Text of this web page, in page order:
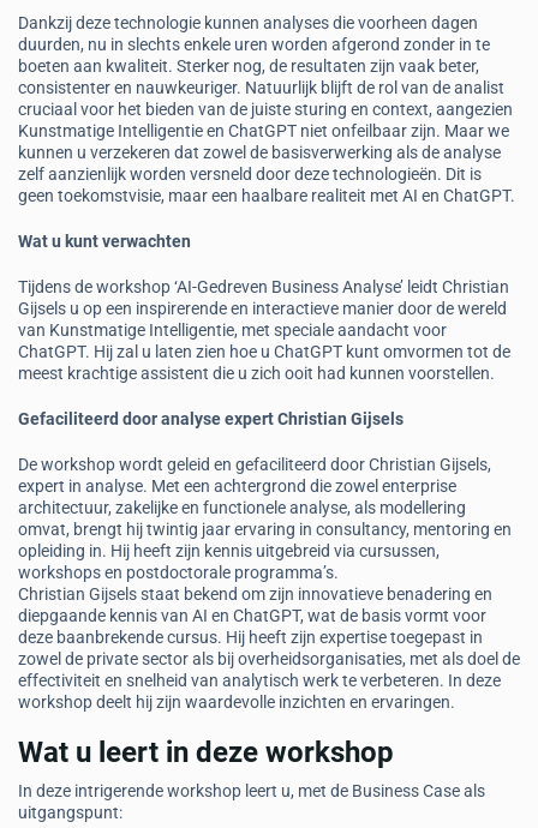
Dankzij deze technologie kunnen analyses die voorheen dagen
duurden, nu in slechts enkele uren worden afgerond zonder in te
boeten aan kwaliteit. Sterker nog, de resultaten zijn vaak beter,
consistenter en nauwkeuriger. Natuurlijk blijft de rol van de analist
cruciaal voor het bieden van de juiste sturing en context, aangezien
Kunstmatige Intelligentie en ChatGPT niet onfeilbaar zijn. Maar we
kunnen u verzekeren dat zowel de basisverwerking als de analyse
zelf aanzienlijk worden versneld door deze technologieën. Dit is
geen toekomstvisie, maar een haalbare realiteit met AI en ChatGPT.
Wat u kunt verwachten
Tijdens de workshop ‘AI-Gedreven Business Analyse’ leidt Christian
Gijsels u op een inspirerende en interactieve manier door de wereld
van Kunstmatige Intelligentie, met speciale aandacht voor
ChatGPT. Hij zal u laten zien hoe u ChatGPT kunt omvormen tot de
meest krachtige assistent die u zich ooit had kunnen voorstellen.
Gefaciliteerd door analyse expert Christian Gijsels
De workshop wordt geleid en gefaciliteerd door Christian Gijsels,
expert in analyse. Met een achtergrond die zowel enterprise
architectuur, zakelijke en functionele analyse, als modellering
omvat, brengt hij twintig jaar ervaring in consultancy, mentoring en
opleiding in. Hij heeft zijn kennis uitgebreid via cursussen,
workshops en postdoctorale programma’s.
Christian Gijsels staat bekend om zijn innovatieve benadering en
diepgaande kennis van AI en ChatGPT, wat de basis vormt voor
deze baanbrekende cursus. Hij heeft zijn expertise toegepast in
zowel de private sector als bij overheidsorganisaties, met als doel de
effectiviteit en snelheid van analytisch werk te verbeteren. In deze
workshop deelt hij zijn waardevolle inzichten en ervaringen.
Wat u leert in deze workshop
In deze intrigerende workshop leert u, met de Business Case als
uitgangspunt: